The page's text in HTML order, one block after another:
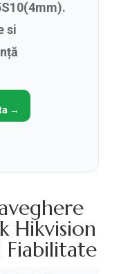
si
→
Hikvision
Fiabilitate